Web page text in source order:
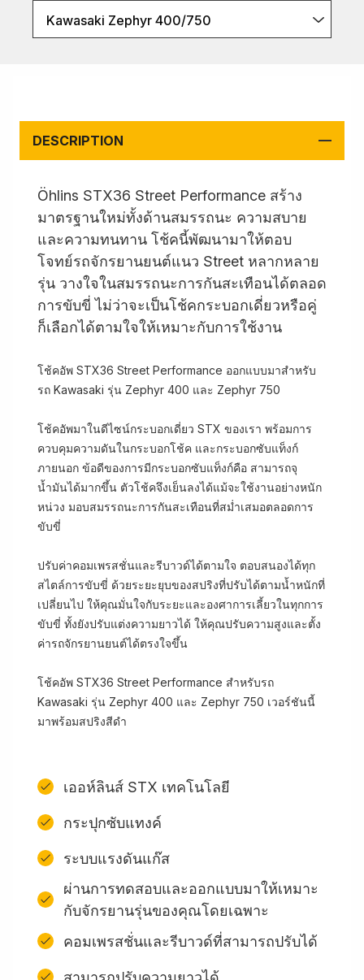
Kawasaki Zephyr 400/750
DESCRIPTION
Öhlins STX36 Street Performance สร้าง
มาตรฐานใหม่ทั้งด้านสมรรถนะ ความสบาย
และความทนทาน โช้คนี้พัฒนามาให้ตอบ
โจทย์รถจักรยานยนต์แนว Street หลากหลาย
รุ่น วางใจในสมรรถนะการกันสะเทือนได้ตลอด
การขับขี่ ไม่ว่าจะเป็นโช้คกระบอกเดี่ยวหรือคู่
ก็เลือกได้ตามใจให้เหมาะกับการใช้งาน
โช้คอัพ STX36 Street Performance ออกแบบมาสำหรับ
รถ Kawasaki รุ่น Zephyr 400 และ Zephyr 750
โช้คอัพมาในดีไซน์กระบอกเดี่ยว STX ของเรา พร้อมการ
ควบคุมความดันในกระบอกโช้ค และกระบอกซับแท็งก์
ภายนอก ข้อดีของการมีกระบอกซับแท็งก์คือ สามารถจุ
น้ำมันได้มากขึ้น ตัวโช้คจึงเย็นลงได้แม้จะใช้งานอย่างหนัก
หน่วง มอบสมรรถนะการกันสะเทือนที่สม่ำเสมอตลอดการ
ขับขี่
ปรับค่าคอมเพรสชั่นและรีบาวด์ได้ตามใจ ตอบสนองได้ทุก
สไตล์การขับขี่ ด้วยระยะยุบของสปริงที่ปรับได้ตามน้ำหนักที่
เปลี่ยนไป ให้คุณมั่นใจกับระยะและองศาการเลี้ยวในทุกการ
ขับขี่ ทั้งยังปรับแต่งความยาวได้ ให้คุณปรับความสูงและตั้ง
ค่ารถจักรยานยนต์ได้ตรงใจขึ้น
โช้คอัพ STX36 Street Performance สำหรับรถ
Kawasaki รุ่น Zephyr 400 และ Zephyr 750 เวอร์ชันนี้
มาพร้อมสปริงสีดำ
เออห์ลินส์ STX เทคโนโลยี
กระปุกซับแทงค์
ระบบแรงดันแก๊ส
ผ่านการทดสอบและออกแบบมาให้เหมาะ
กับจักรยานรุ่นของคุณโดยเฉพาะ
คอมเพรสชั่นและรีบาวด์ที่สามารถปรับได้